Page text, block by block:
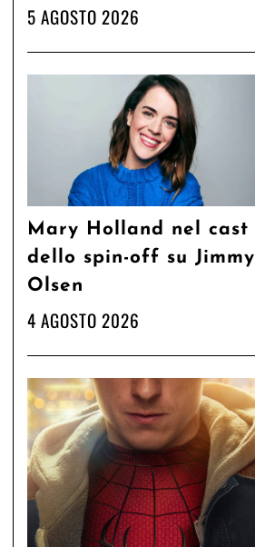
5 AGOSTO 2026
Mary Holland nel cast
dello spin-off su Jimmy
Olsen
4 AGOSTO 2026